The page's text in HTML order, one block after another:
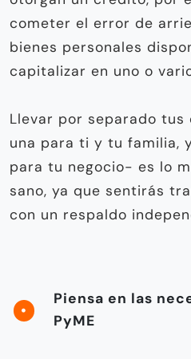
cometer el error de
bienes personales
capitalizar en uno o
Llevar por separado
una para ti y tu familia,
para tu negocio- es lo
sano, ya que sentirás
con un respaldo
Piensa en las
PyME